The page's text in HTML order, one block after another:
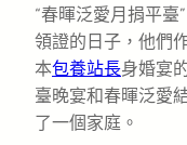
“春暉泛愛月捐平
領證的日子，他們
本包養站長身婚宴
臺晚宴和春暉泛愛
了一個家庭。